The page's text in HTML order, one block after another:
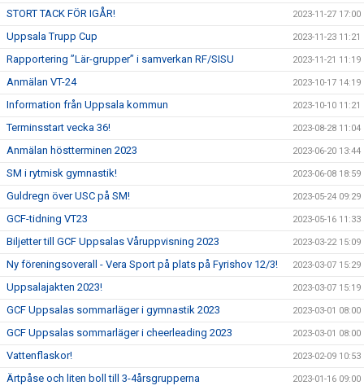
STORT TACK FÖR IGÅR! 2023-11-27 17:00
Uppsala Trupp Cup 2023-11-23 11:21
Rapportering ”Lär-grupper” i samverkan RF/SISU 2023-11-21 11:19
Anmälan VT-24 2023-10-17 14:19
Information från Uppsala kommun 2023-10-10 11:21
Terminsstart vecka 36! 2023-08-28 11:04
Anmälan höstterminen 2023 2023-06-20 13:44
SM i rytmisk gymnastik! 2023-06-08 18:59
Guldregn över USC på SM! 2023-05-24 09:29
GCF-tidning VT23 2023-05-16 11:33
Biljetter till GCF Uppsalas Våruppvisning 2023 2023-03-22 15:09
Ny föreningsoverall - Vera Sport på plats på Fyrishov 12/3! 2023-03-07 15:29
Uppsalajakten 2023! 2023-03-07 15:19
GCF Uppsalas sommarläger i gymnastik 2023 2023-03-01 08:00
GCF Uppsalas sommarläger i cheerleading 2023 2023-03-01 08:00
Vattenflaskor! 2023-02-09 10:53
Ärtpåse och liten boll till 3-4årsgrupperna 2023-01-16 09:00